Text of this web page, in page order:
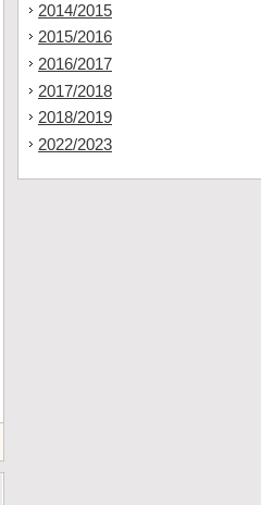
2014/2015
2015/2016
2016/2017
2017/2018
2018/2019
2022/2023